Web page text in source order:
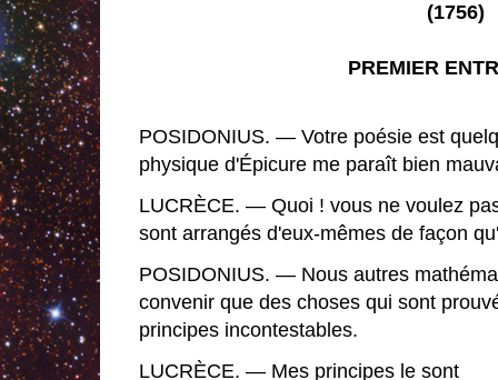
(1756)
PREMIER
POSIDONIUS. — Votre poésie est
physique d'Épicure me paraît bien
LUCRÈCE. — Quoi ! vous ne voulez
sont arrangés d'eux-mêmes de façon
POSIDONIUS. — Nous autres
convenir que des choses qui sont
principes incontestables.
LUCRÈCE. — Mes principes le sont